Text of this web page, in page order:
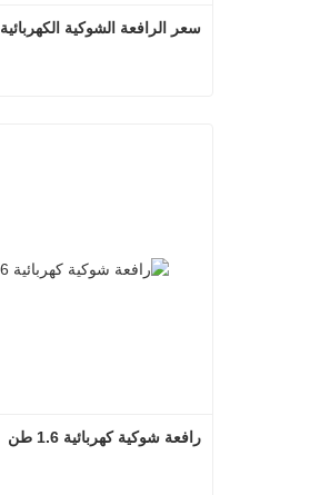
سعر الرافعة الشوكية الكهربائية 3 طن
رافعة شوكية كهربائية 1.6 طن